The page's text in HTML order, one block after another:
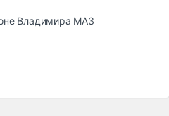
Владимира МАЗ